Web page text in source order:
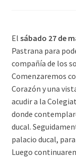
El sábado 27 de
Pastrana para
compañía de los
Comenzaremos
Corazón y una
acudir a la
donde
ducal.
palacio ducal,
Luego